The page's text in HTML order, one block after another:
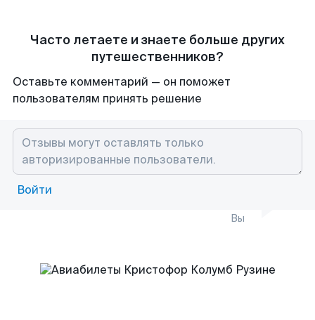
Часто летаете и знаете больше других
путешественников?
Оставьте комментарий — он поможет
пользователям принять решение
Войти
Вы